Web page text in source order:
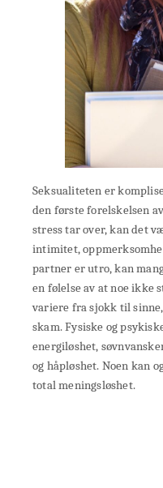
Seksualiteten er
den første forelskelsen
stress tar over, kan det
intimitet,
partner er utro, kan
en følelse av at noe ikke
variere fra sjokk til
skam. Fysiske og
energiløshet,
og håpløshet. Noen kan
total meningsløshet.